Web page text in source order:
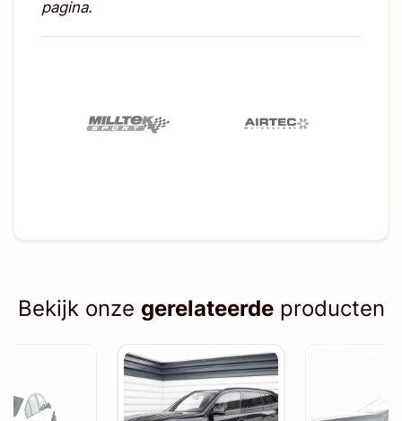
pagina.
Bekijk onze gerelateerdeproducten